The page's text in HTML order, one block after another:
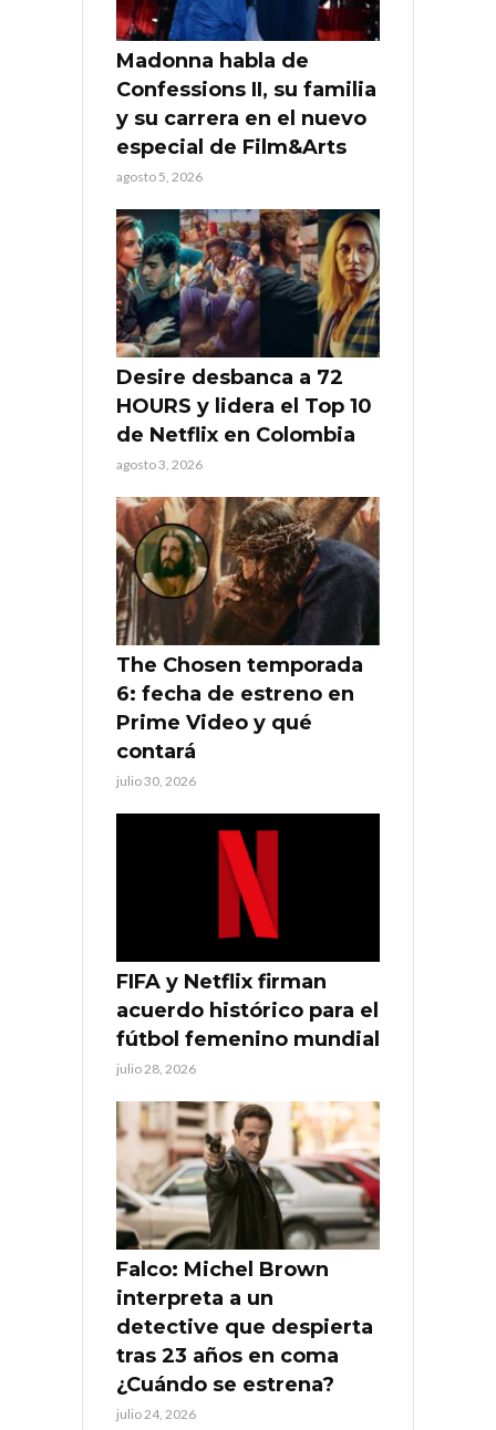
Madonna habla de
Confessions II, su familia
y su carrera en el nuevo
especial de Film&Arts
agosto 5, 2026
Desire desbanca a 72
HOURS y lidera el Top 10
de Netflix en Colombia
agosto 3, 2026
The Chosen temporada
6: fecha de estreno en
Prime Video y qué
contará
julio 30, 2026
FIFA y Netflix firman
acuerdo histórico para el
fútbol femenino mundial
julio 28, 2026
Falco: Michel Brown
interpreta a un
detective que despierta
tras 23 años en coma
¿Cuándo se estrena?
julio 24, 2026